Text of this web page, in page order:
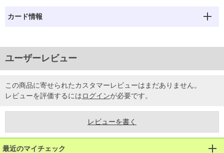
カード情報
ユーザーレビュー
この商品に寄せられたカスタマーレビューはまだありません。
レビューを評価するにはログインが必要です。
レビューを書く
最近のマイチェック